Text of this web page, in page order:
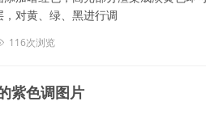
对黄、绿、黑进行调
116次浏览
紫色调图片